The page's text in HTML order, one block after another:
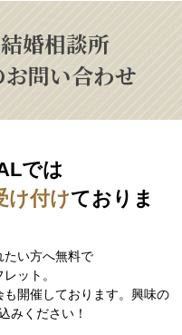
婚相談所
問い合わせ
では
け付けておりま
たい方へ無料で
ット。
開催しております。興味の
みください！